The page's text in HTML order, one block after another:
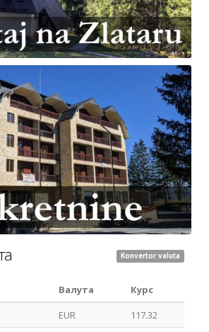
Konvertor valuta
Валута
Курс
EUR
117.32